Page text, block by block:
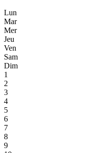
Lun
Mar
Mer
Jeu
Ven
Sam
Dim
1
2
3
4
5
6
7
8
9